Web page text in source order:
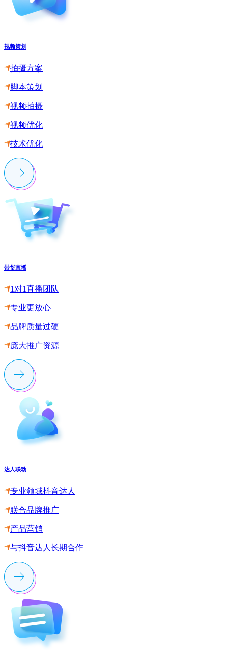
视频策划
拍摄方案
脚本策划
视频拍摄
视频优化
技术优化
带货直播
1对1直播团队
专业更放心
品牌质量过硬
庞大推广资源
达人联动
专业领域抖音达人
联合品牌推广
产品营销
与抖音达人长期合作